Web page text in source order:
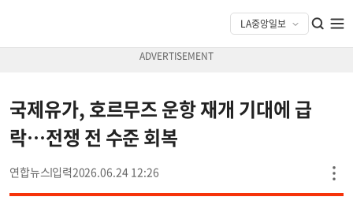
국제유가, 호르무즈 운항 재개 기대에 급
락…전쟁 전 수준 회복
연합뉴스 2026.06.24 12:26